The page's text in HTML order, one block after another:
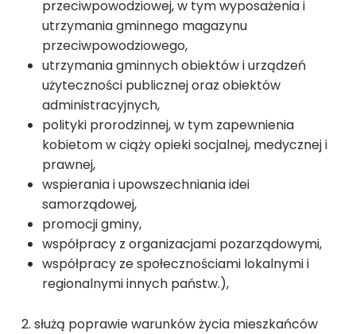
przeciwpowodziowej, w tym wyposażenia i
utrzymania gminnego magazynu
przeciwpowodziowego,
utrzymania gminnych obiektów i urządzeń
użyteczności publicznej oraz obiektów
administracyjnych,
polityki prorodzinnej, w tym zapewnienia
kobietom w ciąży opieki socjalnej, medycznej i
prawnej,
wspierania i upowszechniania idei
samorządowej,
promocji gminy,
współpracy z organizacjami pozarządowymi,
współpracy ze społecznościami lokalnymi i
regionalnymi innych państw.),
2. służą poprawie warunków życia mieszkańców